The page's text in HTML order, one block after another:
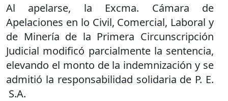
Al apelarse, la Excma. Cámara de
Apelaciones en lo Civil, Comercial, Laboral y
de Minería de la Primera Circunscripción
Judicial modificó parcialmente la sentencia,
elevando el monto de la indemnización y se
admitió la responsabilidad solidaria de P. E.
S.A.